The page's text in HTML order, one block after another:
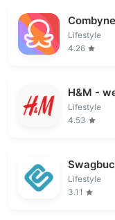
Lifestyle
4.26
H&M -
Lifestyle
4.53
Lifestyle
3.11